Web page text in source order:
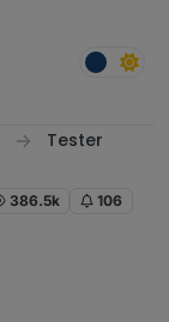
Tester
386.5k 106